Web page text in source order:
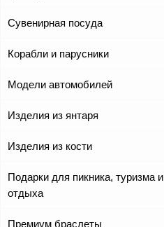
Сувенирная посуда
Корабли и парусники
Модели автомобилей
Изделия из янтаря
Изделия из кости
Подарки для пикника, туризма и
отдыха
Премиум браслеты